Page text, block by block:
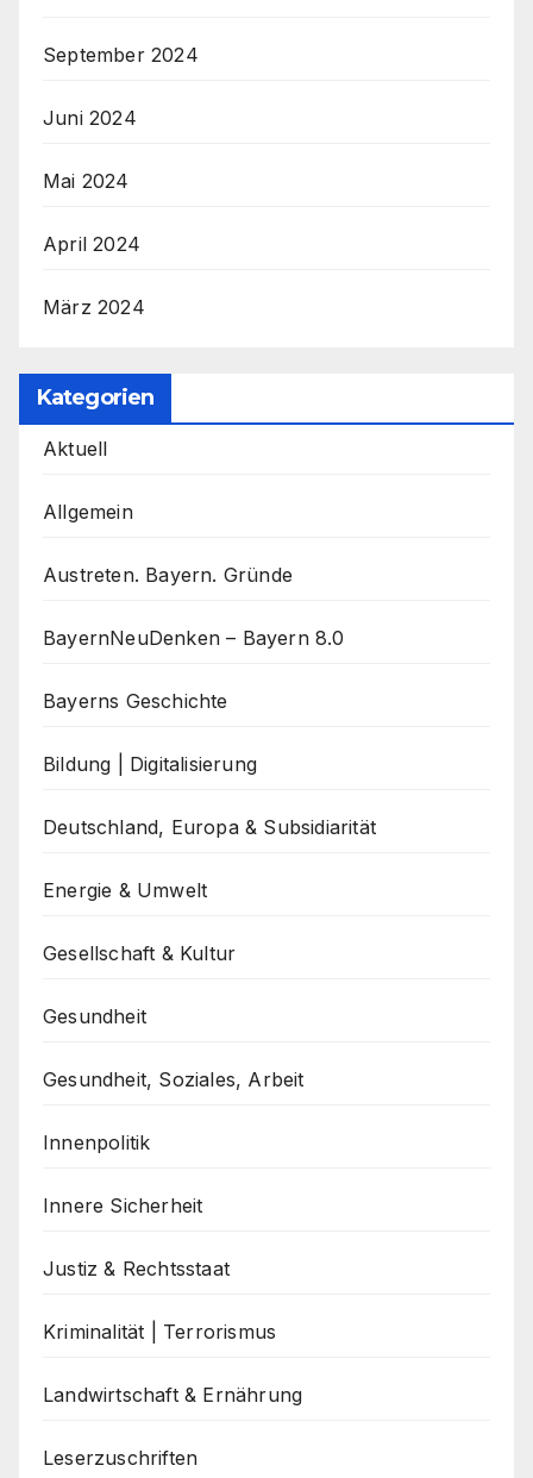
September 2024
Juni 2024
Mai 2024
April 2024
März 2024
Kategorien
Aktuell
Allgemein
Austreten. Bayern. Gründe
BayernNeuDenken – Bayern 8.0
Bayerns Geschichte
Bildung | Digitalisierung
Deutschland, Europa & Subsidiarität
Energie & Umwelt
Gesellschaft & Kultur
Gesundheit
Gesundheit, Soziales, Arbeit
Innenpolitik
Innere Sicherheit
Justiz & Rechtsstaat
Kriminalität | Terrorismus
Landwirtschaft & Ernährung
Leserzuschriften